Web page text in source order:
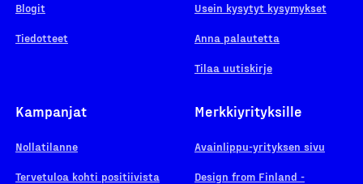
Blogit
Tiedotteet
Usein kysytyt kysymykset
Anna palautetta
Tilaa uutiskirje
Kampanjat
Nollatilanne
Tervetuloa kohti positiivista
Merkkiyrityksille
Avainlippu-yrityksen sivu
Design from Finland -